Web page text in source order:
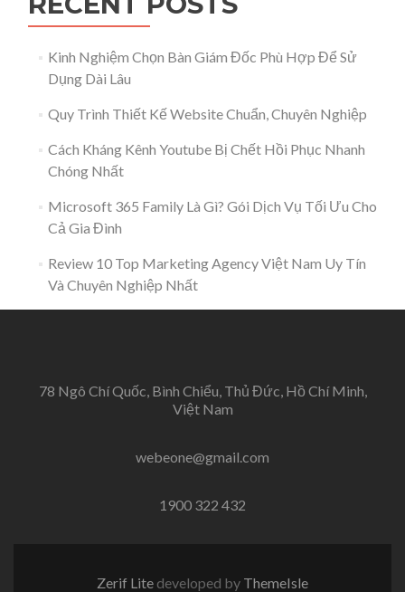
Kinh Nghiệm Chọn Bàn Giám Đốc Phù Hợp Để Sử
Dụng Dài Lâu
Quy Trình Thiết Kế Website Chuẩn, Chuyên Nghiệp
Cách Kháng Kênh Youtube Bị Chết Hồi Phục Nhanh
Chóng Nhất
Microsoft 365 Family Là Gì? Gói Dịch Vụ Tối Ưu Cho
Cả Gia Đình
Review 10 Top Marketing Agency Việt Nam Uy Tín
Và Chuyên Nghiệp Nhất
78 Ngô Chí Quốc, Bình Chiểu, Thủ Đức, Hồ Chí Minh,
Việt Nam
webeone@gmail.com
1900 322 432
Zerif Lite developed by ThemeIsle